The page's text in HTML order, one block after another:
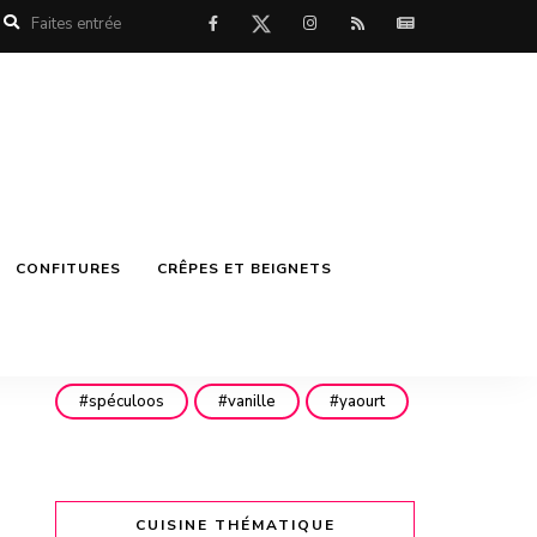
CONFITURES CRÊPES ET BEIGNETS
menthe
pistaches poires
spéculoos vanille yaourt
CUISINE THÉMATIQUE